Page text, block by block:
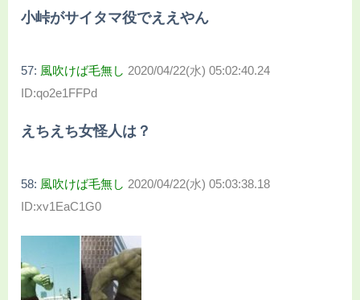
小峠がサイタマ役でええやん
57: 風吹けば毛無し 2020/04/22(水) 05:02:40.24
ID:qo2e1FFPd
えちえち女怪人は？
58: 風吹けば毛無し 2020/04/22(水) 05:03:38.18
ID:xv1EaC1G0